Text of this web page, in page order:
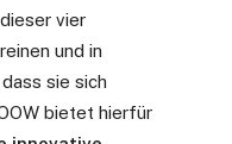
vier
und in
sie sich
bietet hierfür